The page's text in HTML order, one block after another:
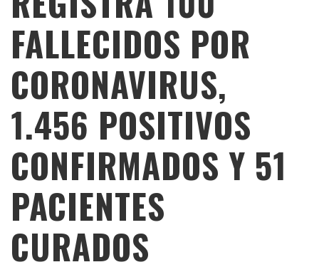
FALLECIDOS POR
CORONAVIRUS,
1.456 POSITIVOS
CONFIRMADOS Y 51
PACIENTES
CURADOS